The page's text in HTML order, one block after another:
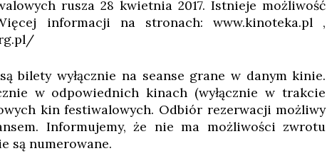
rusza 28 kwietnia 2017. Istnieje możliwość
informacji na stronach: www.kinoteka.pl ,
bilety wyłącznie na seanse grane w danym kinie.
w odpowiednich kinach (wyłącznie w trakcie
kin festiwalowych. Odbiór rezerwacji możliwy
Informujemy, że nie ma możliwości zwrotu
są numerowane.